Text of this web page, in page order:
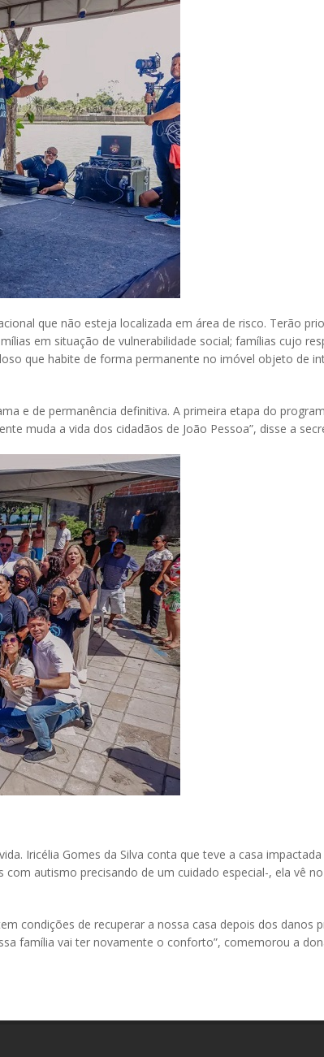
que não esteja localizada em área de risco. Terão
em situação de vulnerabilidade social; famílias cujo
que habite de forma permanente no imóvel objeto de
e de permanência definitiva. A primeira etapa do
muda a vida dos cidadãos de João Pessoa”, disse a
Iricélia Gomes da Silva conta que teve a casa
autismo precisando de um cuidado especial-, ela vê
condições de recuperar a nossa casa depois dos danos
família vai ter novamente o conforto”, comemorou a